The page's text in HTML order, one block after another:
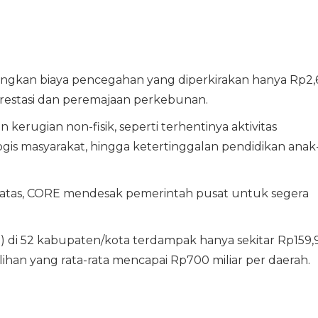
biaya pencegahan yang diperkirakan hanya
dan peremajaan perkebunan.
non-fisik, seperti terhentinya aktivitas
masyarakat, hingga ketertinggalan pendidikan
CORE mendesak pemerintah pusat untuk segera
di 52 kabupaten/kota terdampak hanya sekitar
yang rata-rata mencapai Rp700 miliar per daerah.